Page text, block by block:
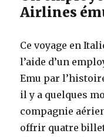
Airlines
Ce voyage en
l’aide d’un
Emu par
il y a quelques
compagnie
offrir quatre